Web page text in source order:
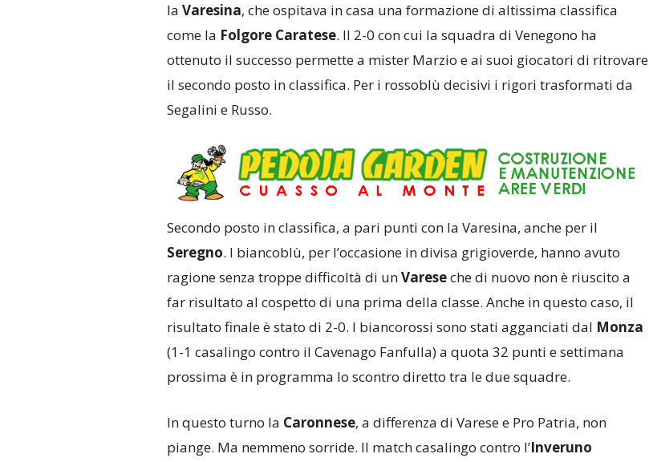
la Varesina, che ospitava in casa una formazione di altissima classifica
come la Folgore Caratese. Il 2-0 con cui la squadra di Venegono ha
ottenuto il successo permette a mister Marzio e ai suoi giocatori di ritrovare
il secondo posto in classifica. Per i rossoblù decisivi i rigori trasformati da
Segalini e Russo.
Secondo posto in classifica, a pari punti con la Varesina, anche per il
Seregno. I biancoblù, per l’occasione in divisa grigioverde, hanno avuto
ragione senza troppe difficoltà di unVareseche di nuovo non è riuscito a
far risultato al cospetto di una prima della classe. Anche in questo caso, il
risultato finale è stato di 2-0. I biancorossi sono stati agganciati dal Monza
(1-1 casalingo contro il Cavenago Fanfulla) a quota 32 punti e settimana
prossima è in programma lo scontro diretto tra le due squadre.
In questo turno la Caronnese, a differenza di Varese e Pro Patria, non
piange. Ma nemmeno sorride. Il match casalingo contro l’Inveruno